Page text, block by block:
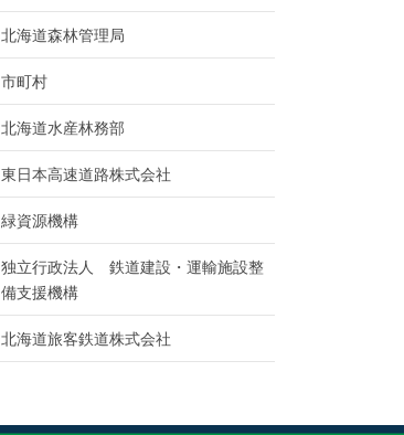
北海道森林管理局
市町村
北海道水産林務部
東日本高速道路株式会社
緑資源機構
独立行政法人 鉄道建設・運輸施設整
備支援機構
北海道旅客鉄道株式会社